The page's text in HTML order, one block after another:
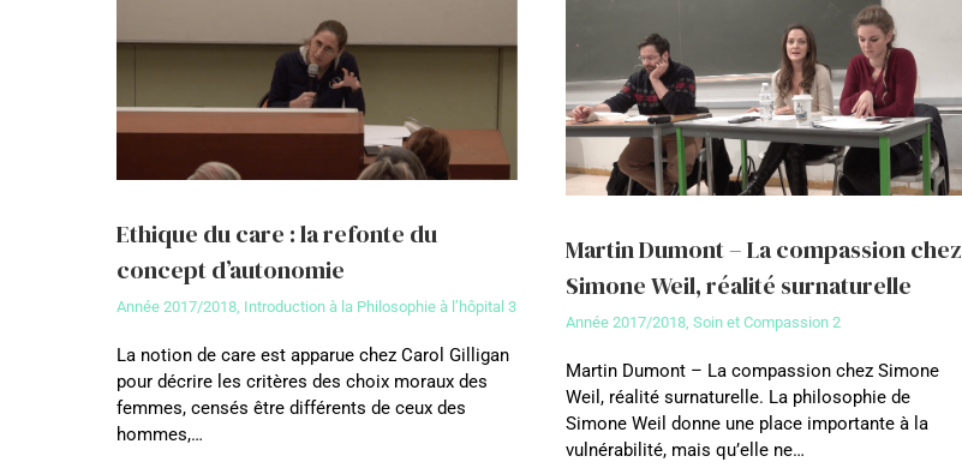
Ethique du care : la refonte du
concept d’autonomie
Année 2017/2018 Introduction à la Philosophie à l’hôpital 3
La notion de care est apparue chez Carol Gilligan
pour décrire les critères des choix moraux des
femmes, censés être différents de ceux des
hommes,…
Martin Dumont – La compassion chez
Simone Weil, réalité surnaturelle
Année 2017/2018, Soin et Compassion 2
Martin Dumont – La compassion chez Simone
Weil, réalité surnaturelle. La philosophie de
Simone Weil donne une place importante à la
vulnérabilité, mais qu’elle ne…